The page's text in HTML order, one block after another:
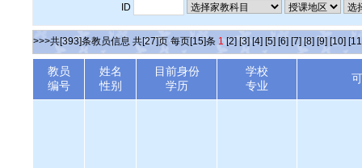
ID
>>>共[393]条教员信息 共[27]页 每页[15]条 1 [2] [3] [4] [5] [6] [7] [8] [9] [10]
教员
编号
姓名
性别
目前身份
学历
学校
专业